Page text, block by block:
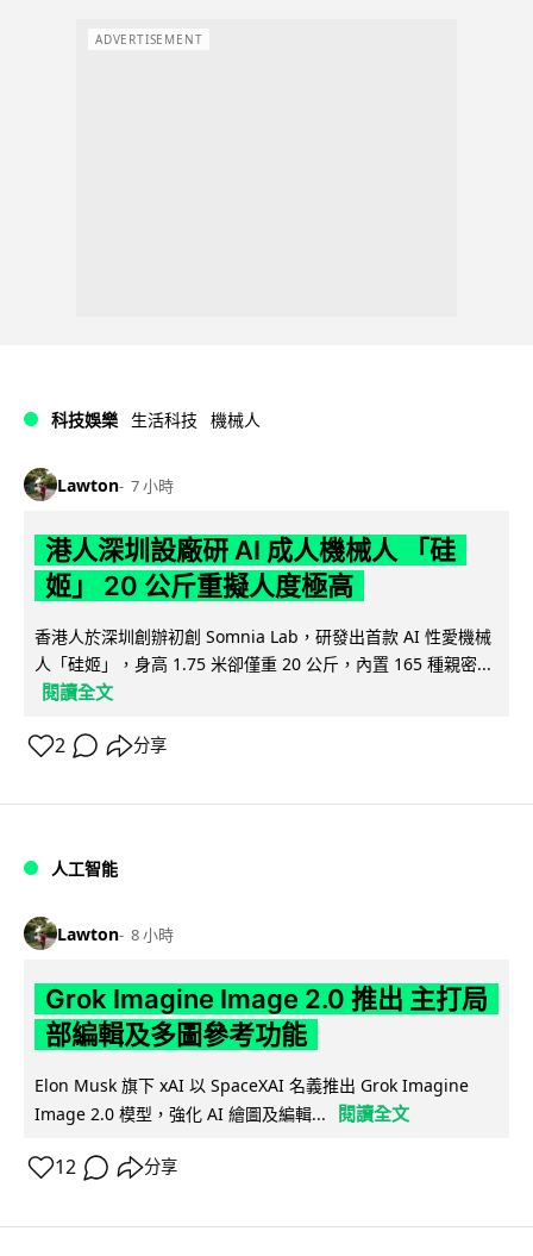
ADVERTISEMENT
科技娛樂 生活科技 機械人
Lawton 7 小時
港人深圳設廠研 AI 成人機械人 「硅
姬」 20 公斤重擬人度極高
香港人於深圳創辦初創 Somnia Lab，研發出首款 AI 性愛機械
人「硅姬」，身高 1.75 米卻僅重 20 公斤，內置 165 種親密...
閱讀全文
2 分享
人工智能
Lawton 8 小時
Grok Imagine Image 2.0 推出 主打局
部編輯及多圖參考功能
Elon Musk 旗下 xAI 以 SpaceXAI 名義推出 Grok Imagine
Image 2.0 模型，強化 AI 繪圖及編輯...
閱讀全文
12 分享